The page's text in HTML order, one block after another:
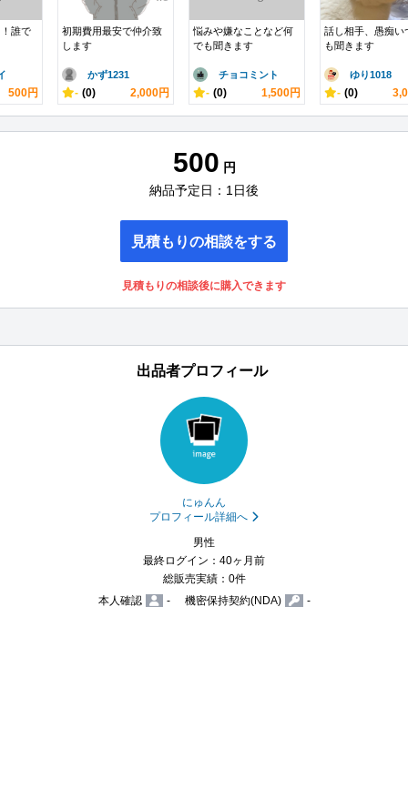
誰で
500円
初期費用最安で仲介致
します
かず1231
- (0) 2,000円
悩みや嫌なことなど何
でも聞きます
チョコミント
- (0) 1,500円
話し相手、愚痴い
も聞きます
ゆり1018
- (0)
500 円
納品予定日：1日後
見積もりの相談をする
見積もりの相談後に購入できます
出品者プロフィール
にゅんん
プロフィール詳細へ
男性
最終ログイン：40ヶ月前
総販売実績：0件
本人確認
- 機密保持契約(NDA) -